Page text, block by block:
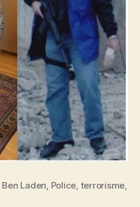
Ben Laden, Police, terrorisme,